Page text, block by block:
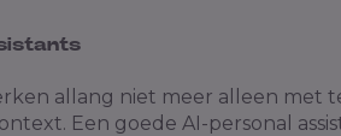
allang niet meer alleen met
Een goede AI-personal